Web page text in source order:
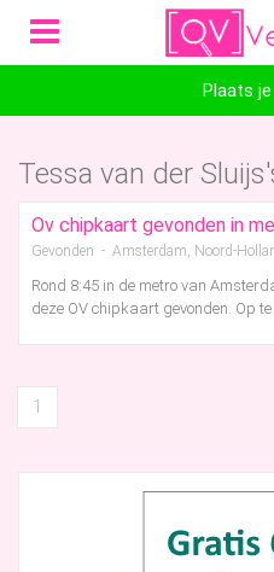
Plaats
Tessa van der
Ov chipkaart gevonden in
Gevonden - Amsterdam, Noord-
Rond 8:45 in de metro van
deze OV chipkaart gevonden. Op
1